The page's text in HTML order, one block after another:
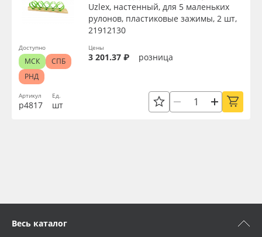
Артикул
р4817
Uzlex, настенный, для 5 маленьких
рулонов, пластиковые зажимы, 2 шт,
21912130
Ед.
шт
Цены
3 201.37 ₽ розница
Доступно
МСК
СПБ
РНД
Весь каталог